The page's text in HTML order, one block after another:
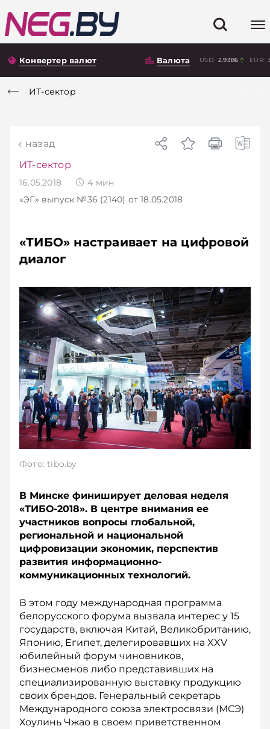
Конвертер валют Валюта USD: 2.9386 EUR:
ИТ-сектор
назад
ИТ-сектор
16.05.2018 4 мин
«ЭГ» выпуск №36 (2140) от 18.05.2018
«ТИБО» настраивает на цифровой
диалог
Фото: tibo.by
В Минске финиширует деловая неделя
«ТИБО-2018». В центре внимания ее
участников вопросы глобальной,
региональной и национальной
цифровизации экономик, перспектив
развития информационно-
коммуникационных технологий.
В этом году международная программа
белорусского форума вызвала интерес у 15
государств, включая Китай, Великобританию,
Японию, Египет, делегировавших на XXV
юбилейный форум чиновников,
бизнесменов либо представивших на
специализированную выставку продукцию
своих брендов. Генеральный секретарь
Международного союза электросвязи (МСЭ)
Хоулинь Чжао в своем приветственном